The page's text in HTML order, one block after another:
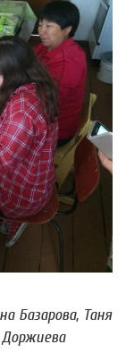
Базарова, Таня